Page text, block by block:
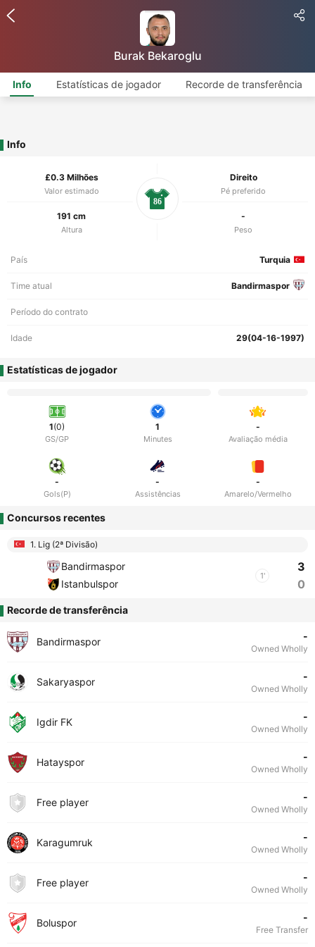
Burak Bekaroglu
Info Estatísticas de jogador Recorde de transferência
Info
£0.3 Milhões
Valor estimado
Direito
Pé preferido
191 cm
Altura
-
Peso
86
País Turquia
Time atual Bandirmaspor
Período do contrato
Idade 29(04-16-1997)
Estatísticas de jogador
1(0)
GS/GP
1
Minutes
-
Avaliação média
-
Gols(P)
-
Assistências
-
Amarelo/Vermelho
Concursos recentes
1. Lig (2ª Divisão)
Bandirmaspor
Istanbulspor
1'
3
0
Recorde de transferência
Bandirmaspor -
Owned Wholly
Sakaryaspor -
Owned Wholly
Igdir FK -
Owned Wholly
Hatayspor -
Owned Wholly
Free player -
Owned Wholly
Karagumruk -
Owned Wholly
Free player -
Owned Wholly
Boluspor -
Free Transfer